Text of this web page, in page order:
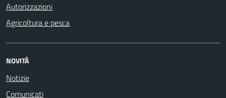
Autorizzazioni
Agricoltura e pesca
NOVITÀ
Notizie
Comunicati